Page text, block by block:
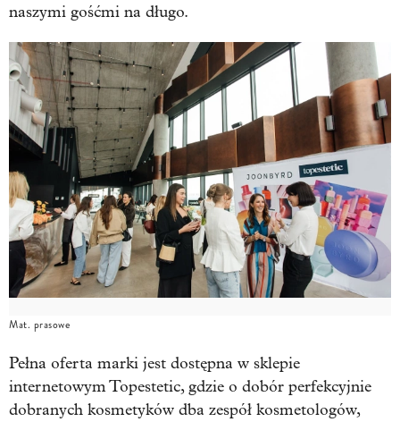
naszymi gośćmi na długo.
Mat. prasowe
Pełna oferta marki jest dostępna w sklepie
internetowym Topestetic, gdzie o dobór perfekcyjnie
dobranych kosmetyków dba zespół kosmetologów,